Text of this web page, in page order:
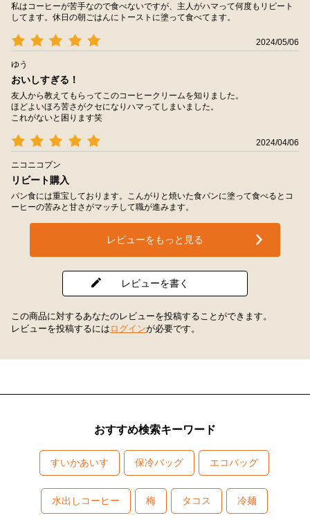
私はコーヒーが苦手なので食べないですが、主人がハマって何度もリピート
してます。休日の朝ごはんにトーストに塗って食べてます。
2024/05/06
ゆう
おいしすぎる！
友人から教えてもらってこのコーヒークリームを知りました。
ほどよいほろ苦さがクセになりハマってしまいました。
これがないと困ります笑
2024/04/06
ニコニコプン
リビート購入
パン食には重宝しております。こんがりと焼いた食パンに塗って食べるとコ
ーヒーの苦みと甘さがマッチして職が進みます。
レビューをもっと見る
レビューを書く
この商品に対するあなたのレビューを投稿することができます。
レビューを投稿するには ログインが必要です。
おすすめ検索キーワード
すいかあいす 保冷バッグ エコバッグ
水出しコーヒー 梅 タコス 冷麺